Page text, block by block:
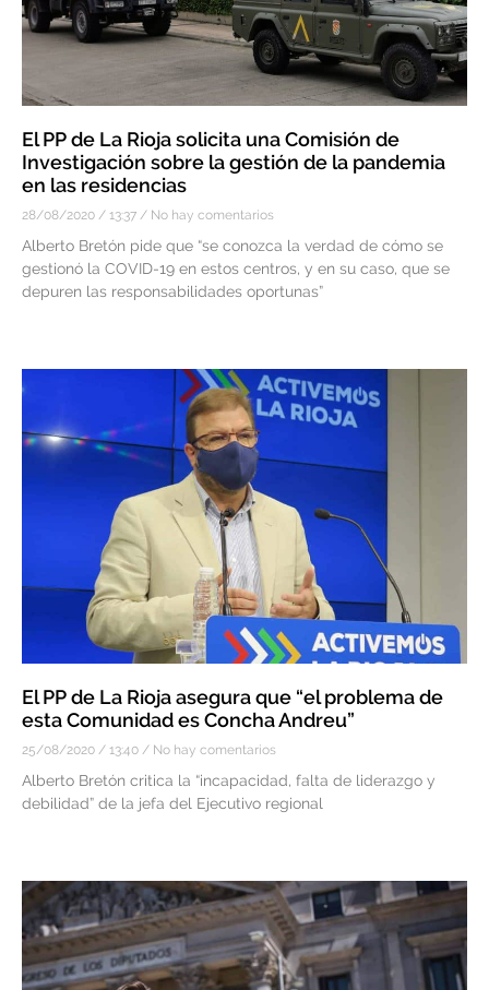
El PP de La Rioja solicita una Comisión de
Investigación sobre la gestión de la pandemia
en las residencias
28/08/2020 13:37 No hay comentarios
Alberto Bretón pide que “se conozca la verdad de cómo se
gestionó la COVID-19 en estos centros, y en su caso, que se
depuren las responsabilidades oportunas”
El PP de La Rioja asegura que “el problema de
esta Comunidad es Concha Andreu”
25/08/2020 13:40 No hay comentarios
Alberto Bretón critica la “incapacidad, falta de liderazgo y
debilidad” de la jefa del Ejecutivo regional